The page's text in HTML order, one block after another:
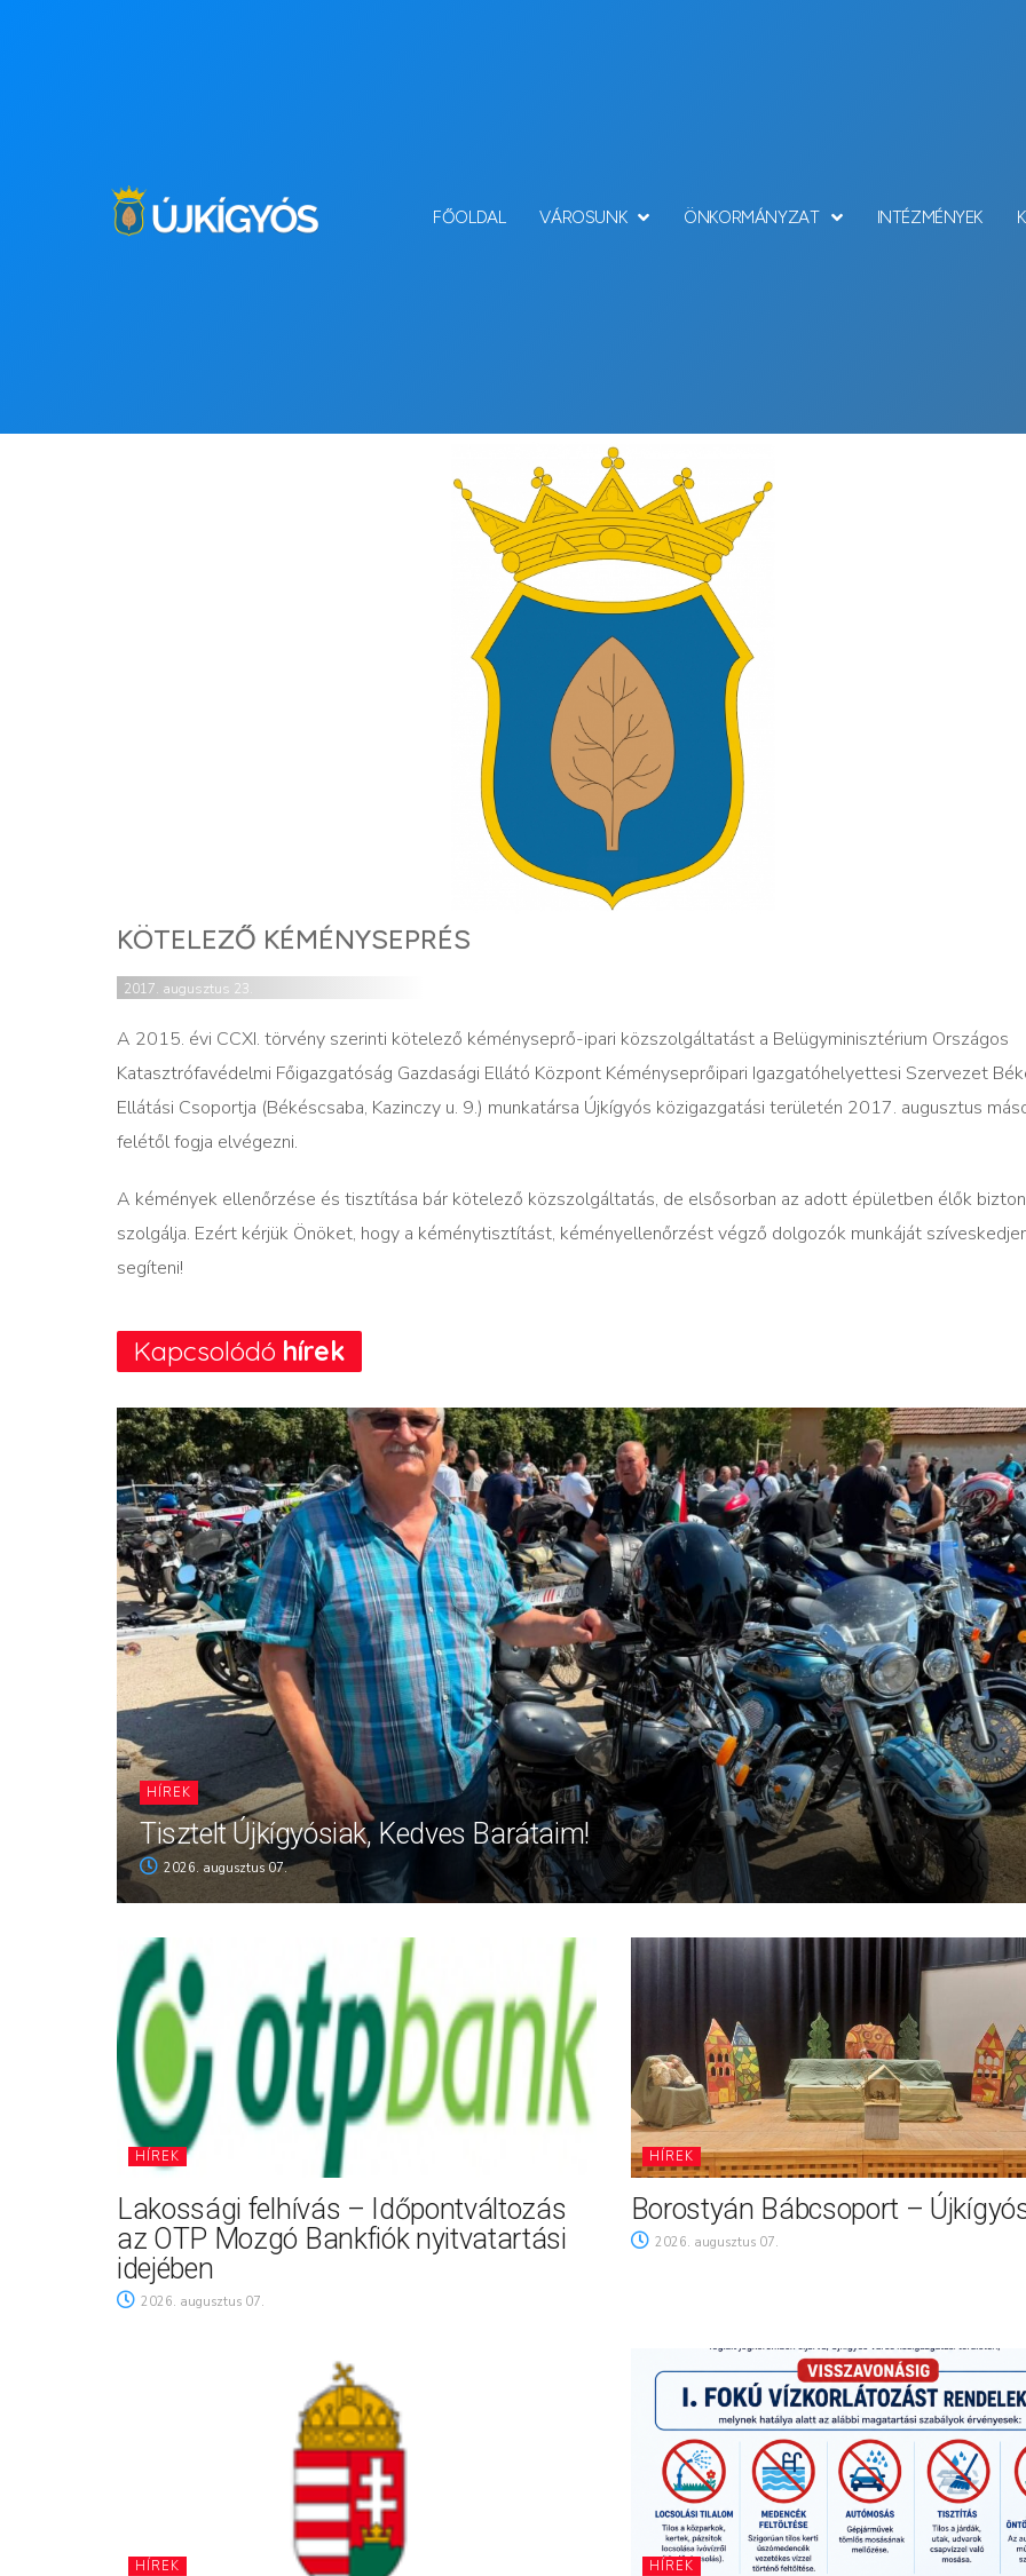
FŐOLDAL VÁROSUNK ÖNKORMÁNYZAT INTÉZMÉNYEK
KÖTELEZŐ KÉMÉNYSEPRÉS
2017. augusztus 23.
A 2015. évi CCXI. törvény szerinti kötelező kéményseprő-ipari közszolgáltatást a Belügyminisztérium Országos
Katasztrófavédelmi Főigazgatóság Gazdasági Ellátó Központ Kéményseprőipari Igazgatóhelyettesi Szervezet
Ellátási Csoportja (Békéscsaba, Kazinczy u. 9.) munkatársa Újkígyós közigazgatási területén 2017. augusztus
felétől fogja elvégezni.
A kémények ellenőrzése és tisztítása bár kötelező közszolgáltatás, de elsősorban az adott épületben élők
szolgálja. Ezért kérjük Önöket, hogy a kéménytisztítást, kéményellenőrzést végző dolgozók munkáját
segíteni!
Kapcsolódó hírek
HÍREK
Tisztelt Újkígyósiak, Kedves Barátaim!
2026. augusztus 07.
HÍREK
Lakossági felhívás – Időpontváltozás
az OTP Mozgó Bankfiók nyitvatartási
idejében
2026. augusztus 07.
HÍREK
Borostyán Bábcsoport –
2026. augusztus 07.
HÍREK HÍREK